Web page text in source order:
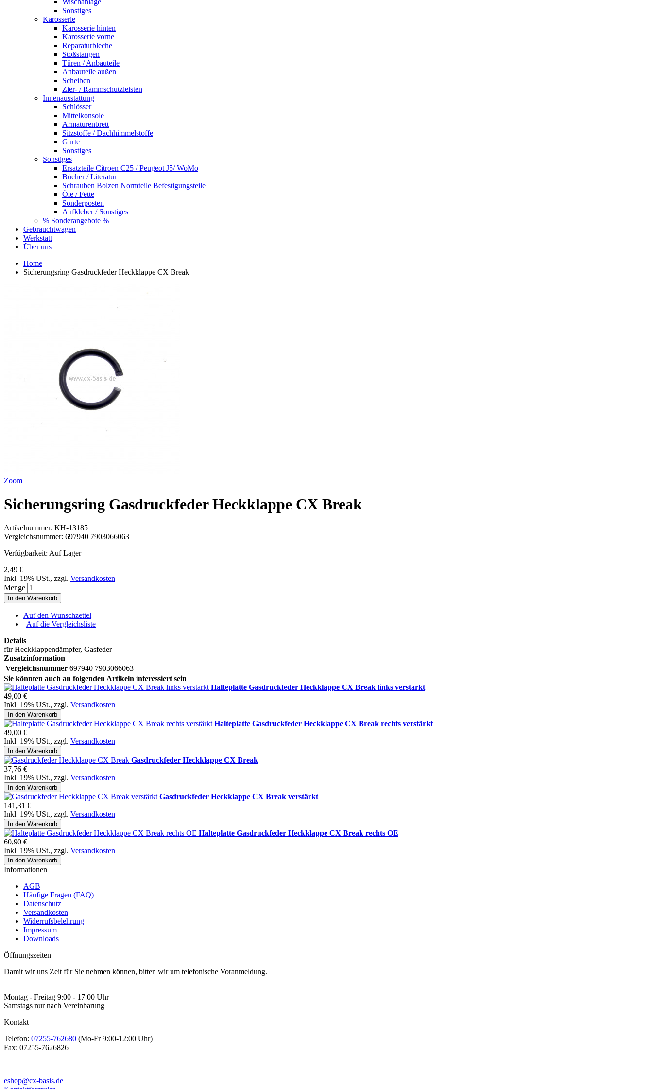
Sonstiges
Karosserie
Karosserie hinten
Karosserie vorne
Reparaturbleche
Stoßstangen
Türen / Anbauteile
Anbauteile außen
Scheiben
Zier- / Rammschutzleisten
Innenausstattung
Schlösser
Mittelkonsole
Armaturenbrett
Sitzstoffe / Dachhimmelstoffe
Gurte
Sonstiges
Sonstiges
Ersatzteile Citroen C25 / Peugeot J5/ WoMo
Bücher / Literatur
Schrauben Bolzen Normteile Befestigungsteile
Öle / Fette
Sonderposten
Aufkleber / Sonstiges
% Sonderangebote %
Gebrauchtwagen
Werkstatt
Über uns
Home
Sicherungsring Gasdruckfeder Heckklappe CX Break
Zoom
Sicherungsring Gasdruckfeder Heckklappe CX Break
Artikelnummer: KH-13185
Vergleichsnummer: 697940 7903066063
Verfügbarkeit: Auf Lager
2,49 €
Inkl. 19% USt., zzgl. Versandkosten
Menge
In den Warenkorb
Auf den Wunschzettel
| Auf die Vergleichsliste
Details
für Heckklappendämpfer, Gasfeder
Zusatzinformation
Vergleichsnummer 697940 7903066063
Sie könnten auch an folgenden Artikeln interessiert sein
Halteplatte Gasdruckfeder Heckklappe CX Break links verstärkt
49,00 €
Inkl. 19% USt., zzgl. Versandkosten
In den Warenkorb
Halteplatte Gasdruckfeder Heckklappe CX Break rechts verstärkt
49,00 €
Inkl. 19% USt., zzgl. Versandkosten
In den Warenkorb
Gasdruckfeder Heckklappe CX Break
37,76 €
Inkl. 19% USt., zzgl. Versandkosten
In den Warenkorb
Gasdruckfeder Heckklappe CX Break verstärkt
141,31 €
Inkl. 19% USt., zzgl. Versandkosten
In den Warenkorb
Halteplatte Gasdruckfeder Heckklappe CX Break rechts OE
60,90 €
Inkl. 19% USt., zzgl. Versandkosten
In den Warenkorb
Informationen
AGB
Häufige Fragen (FAQ)
Datenschutz
Versandkosten
Widerrufsbelehrung
Impressum
Downloads
Öffnungszeiten
Damit wir uns Zeit für Sie nehmen können, bitten wir um telefonische Voranmeldung.
Montag - Freitag 9:00 - 17:00 Uhr
Samstags nur nach Vereinbarung
Kontakt
Telefon: 07255-762680 (Mo-Fr 9:00-12:00 Uhr)
Fax: 07255-7626826
eshop@cx-basis.de